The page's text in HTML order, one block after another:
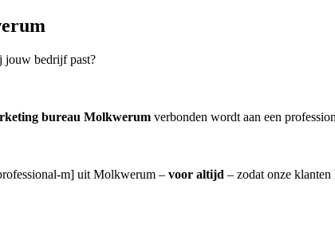
jouw bedrijf past?
bureau Molkwerum verbonden wordt aan een
m] uit Molkwerum – voor altijd – zodat onze